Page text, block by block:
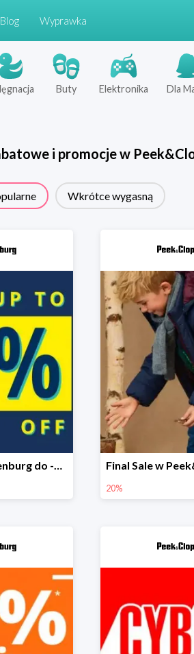
Blog Wyprawka
Buty Elektronika Dla
i promocje w
Wkrótce wygasną
Sale w Peek&Cloppenburg do -50%
20%